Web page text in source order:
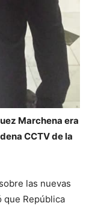
Marchena era
CCTV de la
las nuevas
que República